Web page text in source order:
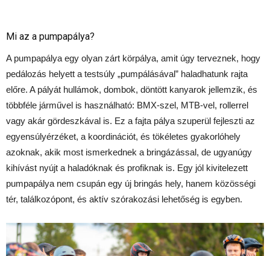
Mi az a pumpapálya?
A pumpapálya egy olyan zárt körpálya, amit úgy terveznek, hogy
pedálozás helyett a testsúly „pumpálásával” haladhatunk rajta
előre. A pályát hullámok, dombok, döntött kanyarok jellemzik, és
többféle járművel is használható: BMX-szel, MTB-vel, rollerrel
vagy akár gördeszkával is. Ez a fajta pálya szuperül fejleszti az
egyensúlyérzéket, a koordinációt, és tökéletes gyakorlóhely
azoknak, akik most ismerkednek a bringázással, de ugyanúgy
kihívást nyújt a haladóknak és profiknak is. Egy jól kivitelezett
pumpapálya nem csupán egy új bringás hely, hanem közösségi
tér, találkozópont, és aktív szórakozási lehetőség is egyben.